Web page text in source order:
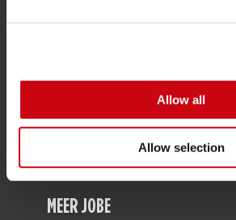
Allow all
Allow selection
Leisure
Mix & Match
MEER JOBE